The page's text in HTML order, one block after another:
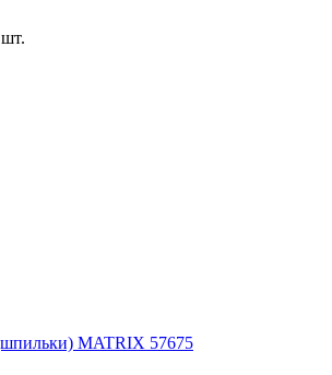
MATRIX 57675